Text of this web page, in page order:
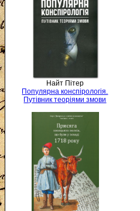
Найт Пітер
Популярна конспірологія.
Путівник теоріями змови